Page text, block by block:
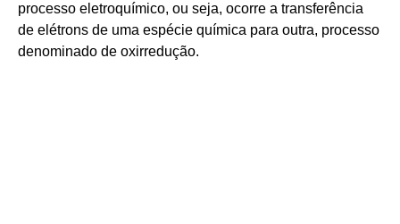
processo eletroquímico, ou seja, ocorre a transferência
de elétrons de uma espécie química para outra, processo
denominado de oxirredução.